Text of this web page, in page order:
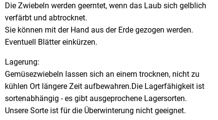
Die Zwiebeln werden geerntet, wenn das Laub sich gelblich
verfärbt und abtrocknet.
Sie können mit der Hand aus der Erde gezogen werden.
Eventuell Blätter einkürzen.
Lagerung:
Gemüsezwiebeln lassen sich an einem trocknen, nicht zu
kühlen Ort längere Zeit aufbewahren.Die Lagerfähigkeit ist
sortenabhängig - es gibt ausgeprochene Lagersorten.
Unsere Sorte ist für die Überwinterung nicht geeignet.